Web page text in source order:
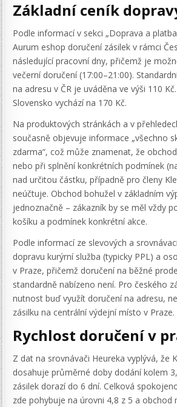
Základní ceník
Podle informací v sekci „Doprava a
Aurum eshop doručení zásilek v rámci
následující pracovní dny, přičemž je
večerní doručení (17:00–21:00).
na adresu v ČR je uváděna ve výši 110
Slovensko vychází na 170 Kč.
Na produktových stránkách a v
současně objevuje informace „všechno
zdarma“, což může znamenat, že
nebo při splnění konkrétních podmínek
nad určitou částku, případně pro členy
neúčtuje. Obchod bohužel v základním
jednoznačně – zákazník by se měl vždy
košíku a podmínek konkrétní akce.
Podle informací ze slevových a
dopravu kurýrní služba (typicky PPL) a
v Praze, přičemž doručení na běžné
standardně nabízeno není. Pro českého
nutnost buď využít doručení na adresu,
zásilku na centrální výdejní místo v Praze.
Rychlost doručení v
Z dat na srovnávači Heureka vyplývá, že
dosahuje průměrné doby dodání kolem
zásilek dorazí do 6 dní. Celková
zde pohybuje na úrovni 4,8 z 5 a obchod